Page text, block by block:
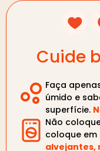
Cuide
Faça
úmido e
superfície.
Não
coloque
alvejantes,